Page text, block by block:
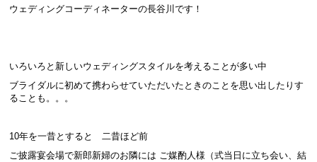
ウェディングコーディネーターの長谷川です！
いろいろと新しいウェディングスタイルを考えることが多い中
ブライダルに初めて携わらせていただいたときのことを思い出したりす
ることも。。。
10年を一昔とすると 二昔ほど前
ご披露宴会場で新郎新婦のお隣には ご媒酌人様（式当日に立ち会い、結